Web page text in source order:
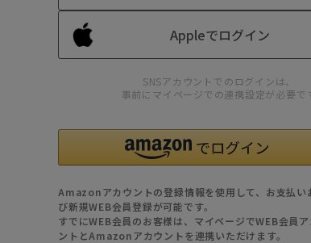
Appleでログイン
SNSアカウントでのログインは、
事前にマイページでの連携設定が必要で
Amazonアカウントの登録情報を使用して、お支払い
び新規WEB会員登録が可能です。
すでにWEB会員のお客様は、マイページでWEB会員ア
ントとAmazonアカウントを連携いただけます。